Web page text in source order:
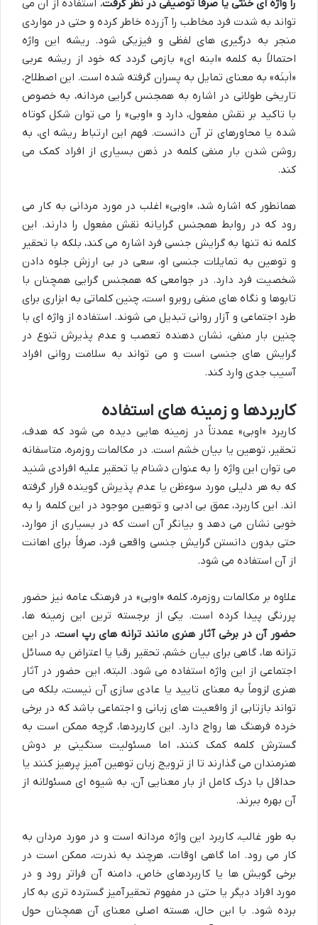
را واژه ای خنثی یا صرفاً توصیفی در نظر گرفت. استفاده از آن می
تواند به شدت فرد مخاطب را آزرده خاطر کرده و حتی در مواردی
منجر به درگیری های لفظی و فیزیکی شود. ریشه این واژه
احتمالاً به کلمه «ابنه ای» بازمی گردد که خود از ریشه عربی
«اَبنَه» به معنای تمایل به پسران گرفته شده است. این اصطلاح،
تاریخی طولانی در اشاره به همجنس گرایی مردانه، به خصوص
با تاکید بر نقش مفعول، دارد و «اوبی» را می توان شکل کوتاه
شده یا محاوره‎ای تر آن دانست. فهم این ارتباط ریشه ای، به
روشن شدن بار منفی کلمه در ذهن بسیاری از افراد کمک می
کند.
همانطور که اشاره شد، «اوبی» اغلب در مورد مردانی به کار می
رود که در روابط همجنس گرایانه نقش مفعول را دارند. این
کلمه نه تنها به گرایش جنسی فرد اشاره می کند، بلکه با تحقیر
و توهین به تمایلات جنسی او، سعی در بی ارزش جلوه دادن
شخصیت فرد دارد. در جوامعی که همجنس گرایی همچنان با
تابوها و نگاه های منفی روبرو است، چنین کلماتی به ابزاری برای
طرد اجتماعی و آزار روانی تبدیل می شوند. استفاده از واژه ای با
چنین بار منفی، نشان دهنده تعصب و عدم پذیرش تنوع در
گرایش های جنسی است و می تواند به سلامت روانی افراد
آسیب جدی وارد کند.
کاربردها و زمینه های استفاده
کاربرد «اوبی» عمدتاً در زمینه هایی دیده می شود که هدف،
تحقیر، توهین یا بیان خشم است. در مکالمات روزمره، متاسفانه
می توان این واژه را به عنوان دشنام یا تحقیر علیه افرادی شنید
که به هر دلیلی مورد سوءظن یا عدم پذیرش گوینده قرار گرفته
اند. این کاربرد، عمق بی ادبی و توهین موجود در این کلمه را به
خوبی نشان می دهد و بیانگر آن است که در بسیاری از موارد،
حتی بدون دانستن گرایش جنسی واقعی فرد، صرفاً برای اهانت
از آن استفاده می شود.
علاوه بر مکالمات روزمره، کلمه «اوبی» در فرهنگ عامه نیز حضور
پررنگی پیدا کرده است. یکی از برجسته ترین این زمینه ها،
حضور آن در برخی آثار هنری مانند ترانه های رپ است. در این
ترانه ها، گاهی برای بیان خشم، تحقیر رقبا یا اعتراض به مسائل
اجتماعی از این واژه استفاده می شود. البته، این حضور در آثار
هنری لزوماً به معنای تایید یا عادی سازی آن نیست، بلکه می
تواند بازتابی از واقعیت های زبانی و اجتماعی باشد که در برخی
خرده فرهنگ ها رواج دارد. این کاربردها، گرچه ممکن است به
گسترش کلمه کمک کنند، اما مسئولیت سنگینی بر دوش
هنرمندان می گذارند تا از ترویج زبان توهین آمیز پرهیز کنند یا
حداقل با درک کامل از بار معنایی آن، به شیوه ای مسئولانه از
آن بهره ببرند.
به طور غالب، کاربرد این واژه مردانه است و در مورد مردان به
کار می رود. اما گاهی اوقات، هرچند به ندرت، ممکن است در
برخی گویش ها یا کاربردهای خاص، دامنه آن فراتر رود و در
مورد افراد دیگر یا حتی در مفهوم تحقیرآمیز گسترده تری به کار
برده شود. با این حال، هسته اصلی معنای آن همچنان حول